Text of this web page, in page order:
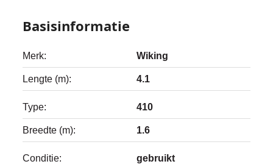
Basisinformatie
Merk: Wiking
Lengte (m): 4.1
Type: 410
Breedte (m): 1.6
Conditie: gebruikt